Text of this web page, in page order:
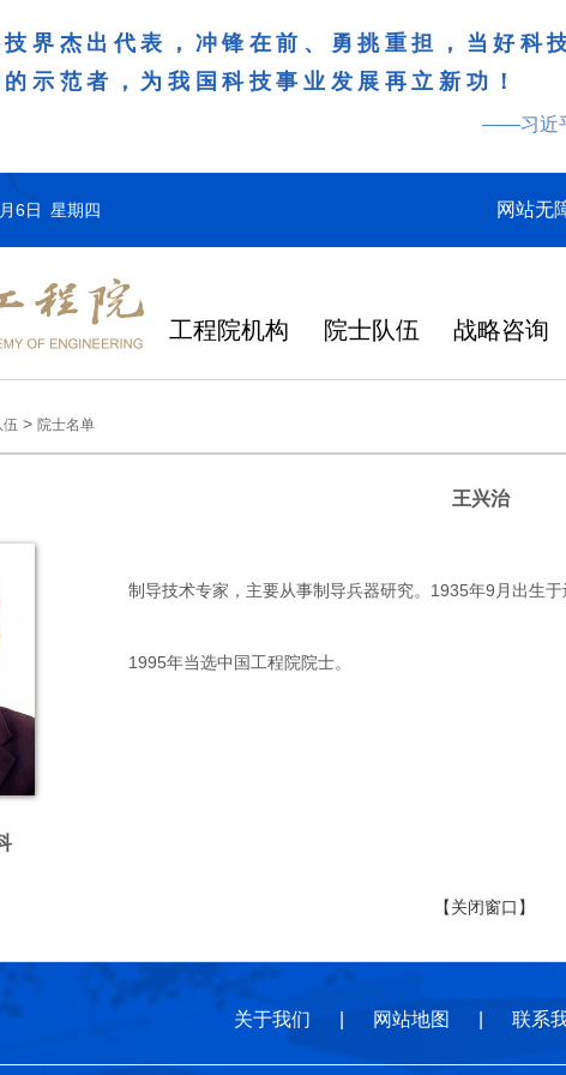
界杰出代表，冲锋在前、勇挑重担，当好科
示范者，为我国科技事业发展再立新功！
——习近
6日 星期四 网站无
工程院机构 院士队伍 战略咨询
伍 > 院士名单
王兴治
制导技术专家，主要从事制导兵器研究。1935年9月出生于
1995年当选中国工程院院士。
【关闭窗口】
关于我们 网站地图 联系